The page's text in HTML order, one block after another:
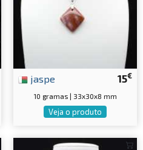
15€
jaspe
10 gramas | 33x30x8 mm
Veja o produto